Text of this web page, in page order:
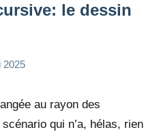
le dessin
2025
au rayon des
qui n’a, hélas, rien